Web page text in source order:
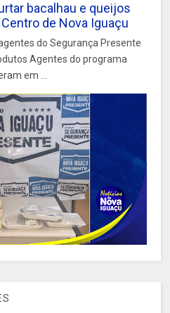
bacalhau e queijos
de Nova Iguaçu
do Segurança Presente
Agentes do programa
em ...